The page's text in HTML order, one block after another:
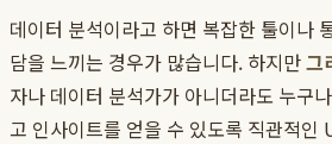
데이터 분석이라고 하면 복잡한 툴이나
담을 느끼는 경우가 많습니다. 하지만그
자나 데이터 분석가가 아니더라도 누구
고 인사이트를 얻을 수 있도록 직관적인